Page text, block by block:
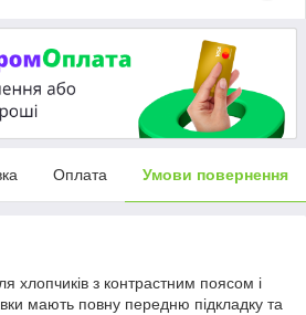
Оплата Умови повернення
хлопчиків з контрастним поясом і
мають повну передню підкладку та